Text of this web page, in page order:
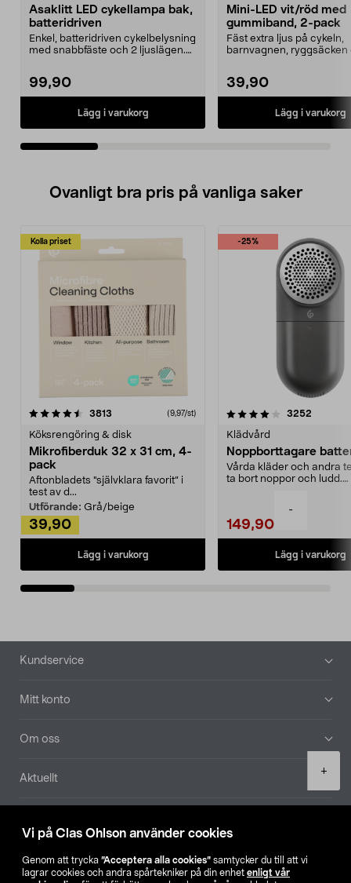
Vi på Clas Ohlson använder cookies
Genom att trycka ”Acceptera alla cookies” samtycker du till att vi
lagrar cookies och andra spårtekniker på din enhet enligt vår
-
+
Asaklitt LED cykellampa bak,
batteridriven
Enkel, batteridriven cykelbelysning
med snabbfäste och 2 ljuslägen.
99,90
Lägg i varukorg
Mini-LED vit/röd med
gummiband, 2-pack
Fäst extra ljus på cykeln,
barnvagnen, ryggsäcken
39,90
Lägg i varukorg
Ovanligt bra pris på vanliga saker
Kolla priset
3813 (9,97/st)
Köksrengöring & disk
Mikrofiberduk 32 x 31 cm, 4-
pack
Aftonbladets "självklara favorit” i
test av d...
Utförande: Grå/beige
39,90
Lägg i varukorg
-25%
4.0av 5 stjärnor 3252
Klädvård
Noppborttagare
Vårda kläder och andra
ta bort noppor och ludd.
149,90
Lägg i varukorg
4.5av 5 stjärnor
Sidfot
Kundservice
Mitt konto
Om oss
Aktuellt
Hitta butik